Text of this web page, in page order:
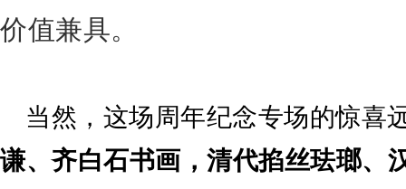
价值兼具。
当然，这场周年纪念专场的惊喜
谦、齐白石书画，清代掐丝珐瑯、